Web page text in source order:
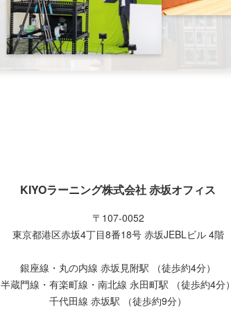
KIYOラーニング株式会社 赤坂オフィス
〒107-0052
東京都港区赤坂4丁目8番18号 赤坂JEBLビル 4階
銀座線・丸の内線 赤坂見附駅 （徒歩約4分）
半蔵門線・有楽町線・南北線 永田町駅 （徒歩約4分）
千代田線 赤坂駅 （徒歩約9分）